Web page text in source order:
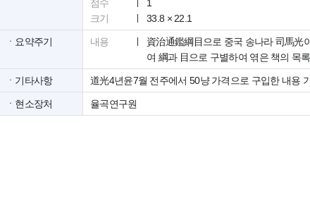
점수
1
크기
33.8 × 22.1
ㆍ요약주기 내용
資治通鑑綱目으로 중국 송나라 司馬光
여 綱과 目으로 구별하여 엮은 책의 목
ㆍ기타사항 道光4년윤7월 전주에서 50냥 가격으로 구입한 내용
ㆍ현소장처 율곡연구원